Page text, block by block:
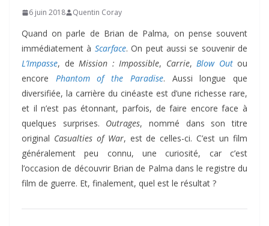
6 juin 2018 Quentin Coray
Quand on parle de Brian de Palma, on pense souvent
immédiatement à Scarface. On peut aussi se souvenir de
L’Impasse, de Mission : Impossible, Carrie, Blow Outou
encore Phantom of the Paradise. Aussi longue que
diversifiée, la carrière du cinéaste est d’une richesse rare,
et il n’est pas étonnant, parfois, de faire encore face à
quelques surprises. Outrages, nommé dans son titre
original Casualties of War, est de celles-ci. C’est un film
généralement peu connu, une curiosité, car c’est
l’occasion de découvrir Brian de Palma dans le registre du
film de guerre. Et, finalement, quel est le résultat ?